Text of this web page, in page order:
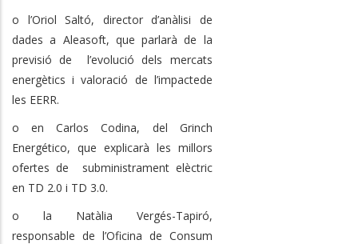
o l’Oriol Saltó, director d’anàlisi de
dades a Aleasoft, que parlarà de la
previsió de l’evolució dels mercats
energètics i valoració de l’impactede
les EERR.
o en Carlos Codina, del Grinch
Energético, que explicarà les millors
ofertes de subministrament elèctric
en TD 2.0 i TD 3.0.
o la Natàlia Vergés-Tapiró,
responsable de l’Oficina de Consum